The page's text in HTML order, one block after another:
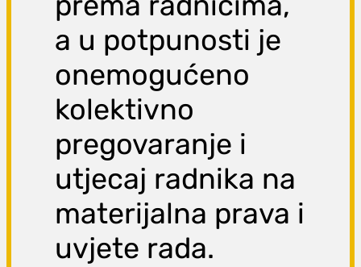
a u potpunosti je
onemogućeno
kolektivno
pregovaranje i
utjecaj radnika na
materijalna prava i
uvjete rada.